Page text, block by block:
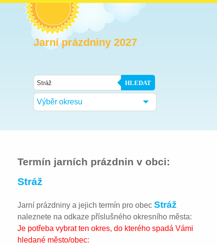
Jarní prázdniny 2027
HLEDAT
Výběr okresu
Termín jarních prázdnin v obci:
Stráž
Jarní prázdniny a jejich termín pro obecStráž
naleznete na odkaze příslušného okresního města:
Je potřeba vybrat ten okres, do kterého spadá Vámi
hledané město/obec: